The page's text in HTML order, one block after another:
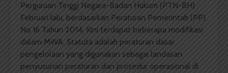
Perguruan Tinggi Negara-Badan Hukum (PTN-BH)
Februari lalu, berdasarkan Peraturan Pemerintah (PP)
No 16 Tahun 2014. Kini terdapat beberapa modifikasi
dalam MWA. Statuta adalah peraturan dasar
pengelolaan yang digunakan sebagai landasan
penyusunan peraturan dan prosedur operasional di